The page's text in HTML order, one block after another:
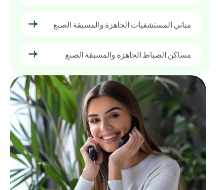
مباني المستشفيات الجاهزة والمسبقة الصنع
مساكن الضباط الجاهزة والمسبقة الصنع